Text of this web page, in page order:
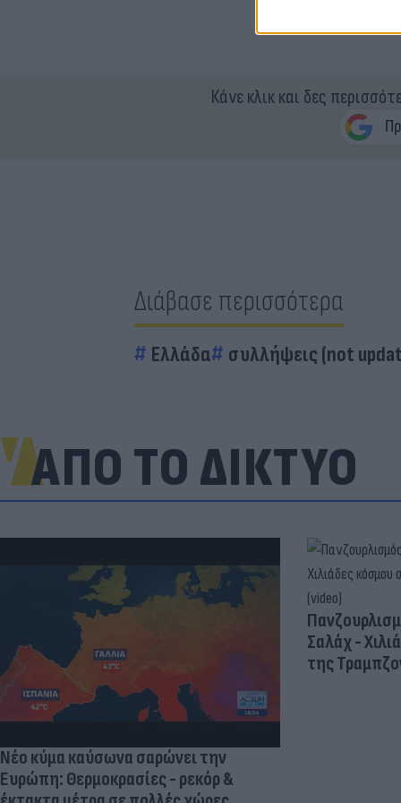
Κάνε κλικ και δες
Διάβασε περισσότερα
Ελλάδα συλλήψεις (not
ΑΠΟ ΤΟ ΔΙΚΤΥΟ
Νέο κύμα καύσωνα σαρώνει την
Ευρώπη: Θερμοκρασίες - ρεκόρ &
Σαλάχ -
της